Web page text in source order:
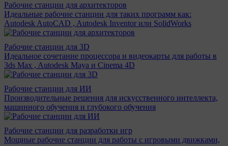
Рабочие станции для архитекторов
Идеальные рабочие станции для таких программ как:
Autodesk AutoCAD , Autodesk Inventor или SolidWorks
Рабочие станции для 3D
Идеальное сочетание процессора и видеокарты для работы в
3ds Max , Autodesk Maya и Cinema 4D
Рабочие станции для ИИ
Производительные решения для искусственного интеллекта,
машинного обучения и глубокого обучения
Рабочие станции для разработки игр
Мощные рабочие станции для работы с игровыми движками,